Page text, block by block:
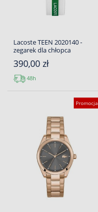
Lacoste TEEN 2020140 -
zegarek dla chłopca
390,00 zł
48h
Promocja